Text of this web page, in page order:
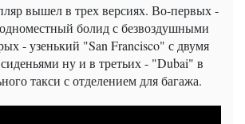
вышел в трех версиях. Во-первых -
болид с безвоздушными
- узенький "San Francisco" с двумя
ну и в третьих - "Dubai" в
такси с отделением для багажа.